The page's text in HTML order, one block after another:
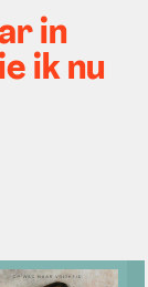
in
ik nu